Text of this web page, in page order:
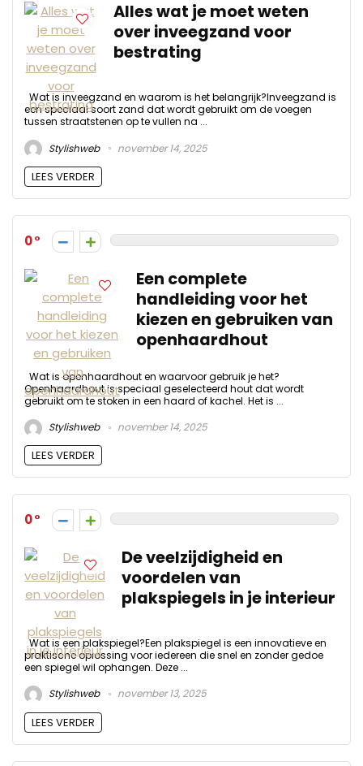
Alles wat je moet weten
over inveegzand voor
bestrating
Wat is inveegzand en waarom is het belangrijk?Inveegzand is
een speciaal soort zand dat wordt gebruikt om de voegen
tussen straatstenen op te vullen na ...
Stylishweb
november 14, 2025
LEES VERDER
0
Een complete
handleiding voor het
kiezen en gebruiken van
openhaardhout
Wat is openhaardhout en waarvoor gebruik je het?
Openhaardhout is speciaal geselecteerd hout dat wordt
gebruikt om te stoken in een haard of kachel. Het is ...
Stylishweb
november 14, 2025
LEES VERDER
0
De veelzijdigheid en
voordelen van
plakspiegels in je interieur
Wat is een plakspiegel?Een plakspiegel is een innovatieve en
praktische oplossing voor iedereen die snel en zonder gedoe
een spiegel wil ophangen. Deze ...
Stylishweb
november 13, 2025
LEES VERDER